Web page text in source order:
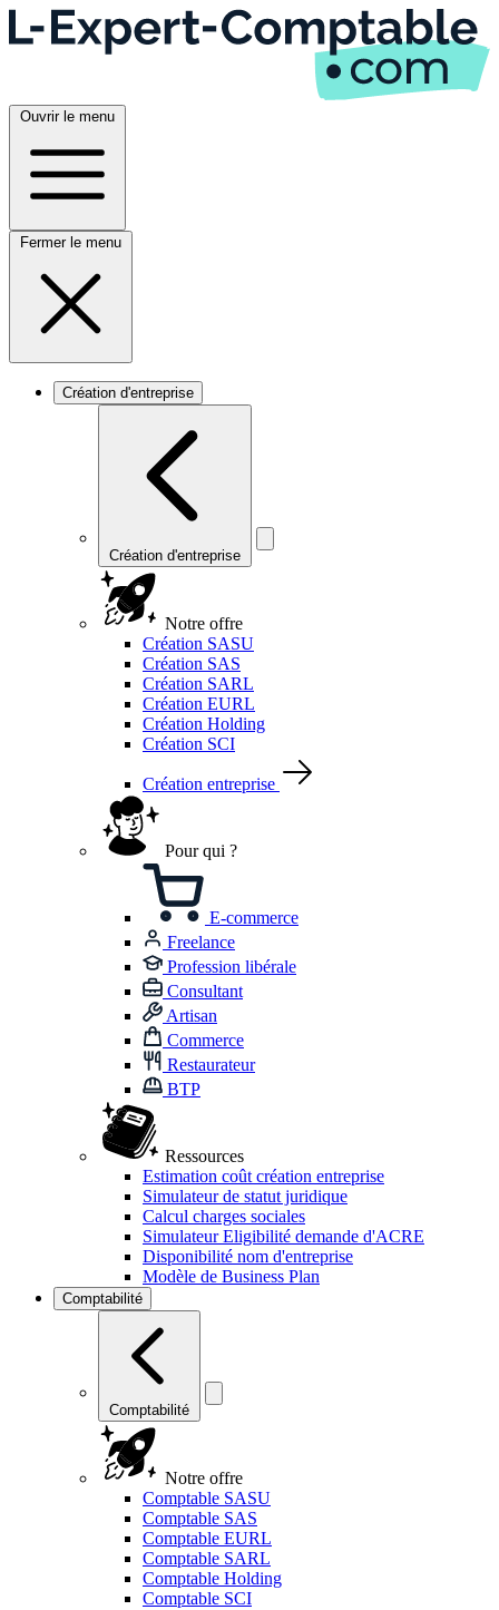
Ouvrir le menu
Fermer le menu
Création d'entreprise
Création d'entreprise
Notre offre
Création SASU
Création SAS
Création SARL
Création EURL
Création Holding
Création SCI
Création entreprise
Pour qui ?
E-commerce
Freelance
Profession libérale
Consultant
Artisan
Commerce
Restaurateur
BTP
Ressources
Estimation coût création entreprise
Simulateur de statut juridique
Calcul charges sociales
Simulateur Eligibilité demande d'ACRE
Disponibilité nom d'entreprise
Modèle de Business Plan
Comptabilité
Comptabilité
Notre offre
Comptable SASU
Comptable SAS
Comptable EURL
Comptable SARL
Comptable Holding
Comptable SCI